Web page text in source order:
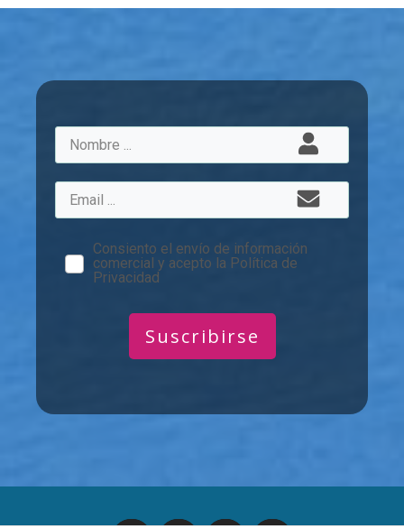
Consiento el envío de información
comercial y acepto la Política de
Privacidad
Suscribirse